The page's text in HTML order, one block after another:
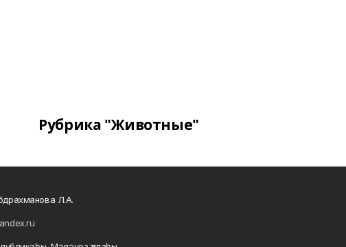
Рубрика "Животные"
Л.А.